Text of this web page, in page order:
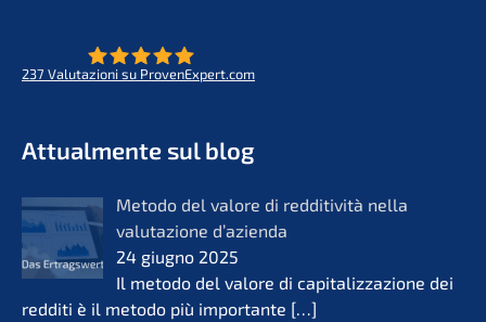
237 Valuta­zio­ni su ProvenExpert.com
Attual­men­te sul blog
Metodo del valore di reddi­ti­vi­tà nella
valuta­zio­ne d’azi­en­da
24 giugno 2025
Il metodo del valore di capita­liz­za­zio­ne dei
reddi­ti è il metodo più importan­te […]